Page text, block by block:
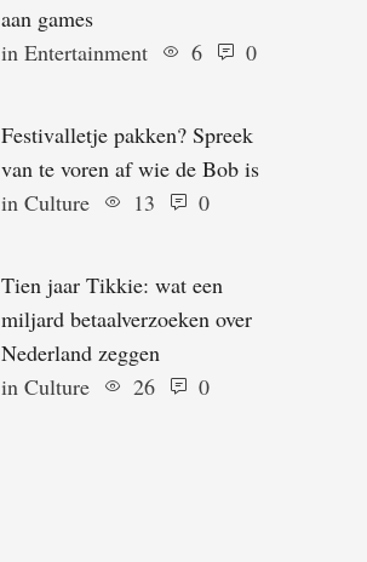
aan games
in Entertainment 6 0
Festivalletje pakken? Spreek
van te voren af wie de Bob is
in Culture 13 0
Tien jaar Tikkie: wat een
miljard betaalverzoeken over
Nederland zeggen
in Culture 26 0